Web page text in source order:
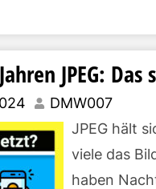
JPEG:
DMW007
JPEG hält
viele das
haben